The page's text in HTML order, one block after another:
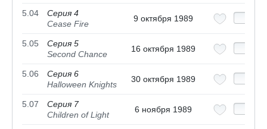
5.04
Серия 4
Cease Fire
9 октября 1989
5.05
Серия 5
Second Chance
16 октября 1989
5.06
Серия 6
Halloween Knights
30 октября 1989
5.07
Серия 7
Children of Light
6 ноября 1989